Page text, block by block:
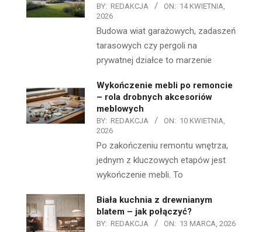
BY: REDAKCJA ON: 14 KWIETNIA,
2026
Budowa wiat garażowych, zadaszeń
tarasowych czy pergoli na
prywatnej działce to marzenie
Wykończenie mebli po remoncie
– rola drobnych akcesoriów
meblowych
BY: REDAKCJA ON: 10 KWIETNIA,
2026
Po zakończeniu remontu wnętrza,
jednym z kluczowych etapów jest
wykończenie mebli. To
Biała kuchnia z drewnianym
blatem – jak połączyć?
BY: REDAKCJA ON: 13 MARCA, 2026